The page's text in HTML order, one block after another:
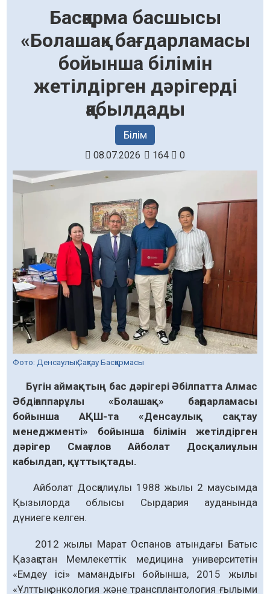
Басқарма басшысы
«Болашақ» бағдарламасы
бойынша білімін
жетілдірген дәрігерді
қабылдады
Білім
08.07.2026 164 0
Фото: Денсаулық Сақтау Басқармасы
Бүгін аймақтың бас дәрігері Әбілпатта Алмас
Әбдіғаппарұлы «Болашақ» бағдарламасы
бойынша АҚШ-та «Денсаулық сақтау
менеджментi» бойынша бiлiмiн жетiлдiрген
дәрігер Смағұлов Айболат Досқалиұлын
кабылдап, құттықтады.
Айболат Досқалиұлы 1988 жылы 2 маусымда
Қызылорда облысы Сырдария ауданында
дүниеге келген.
2012 жылы Марат Оспанов атындағы Батыс
Қазақстан Мемлекеттік медицина университетін
«Емдеу ісі» мамандығы бойынша, 2015 жылы
«Ұлттық онкология және трансплантология ғылыми